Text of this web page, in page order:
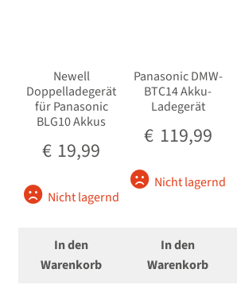
Newell
Doppelladegerät
für Panasonic
BLG10 Akkus
€ 19,99
Nicht lagernd
In den
Warenkorb
Panasonic DMW-
BTC14 Akku-
Ladegerät
€ 119,99
Nicht lagernd
In den
Warenkorb